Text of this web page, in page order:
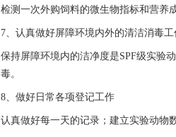
检测一次外购饲料的微生物指标和营养
7、认真做好屏障环境内外的清洁消毒工
保持屏障环境内的洁净度是SPF级实验
毒。
8、做好日常各项登记工作
认真做好每一天的记录；建立实验动物